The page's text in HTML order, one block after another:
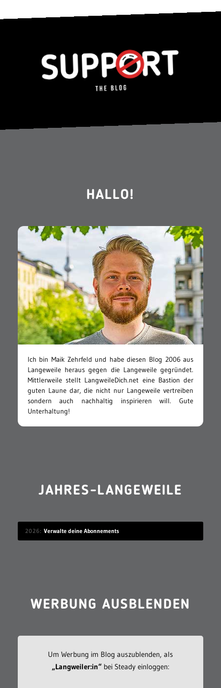
HALLO!
Ich bin Maik Zehrfeld und habe diesen Blog 2006 aus
Langeweile heraus gegen die Langeweile gegründet.
Mittlerweile stellt LangweileDich.net eine Bastion der
guten Laune dar, die nicht nur Langeweile vertreiben
sondern auch nachhaltig inspirieren will. Gute
Unterhaltung!
JAHRES-LANGEWEILE
2026 Verwalte deine Abonnements
WERBUNG AUSBLENDEN
Um Werbung im Blog auszublenden, als
„Langweiler:in“bei Steady einloggen: